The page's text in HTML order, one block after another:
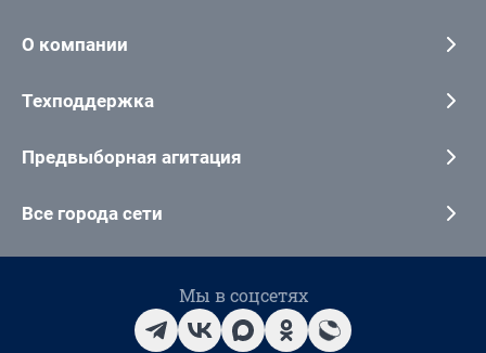
О компании
Техподдержка
Предвыборная агитация
Все города сети
Мы в соцсетях